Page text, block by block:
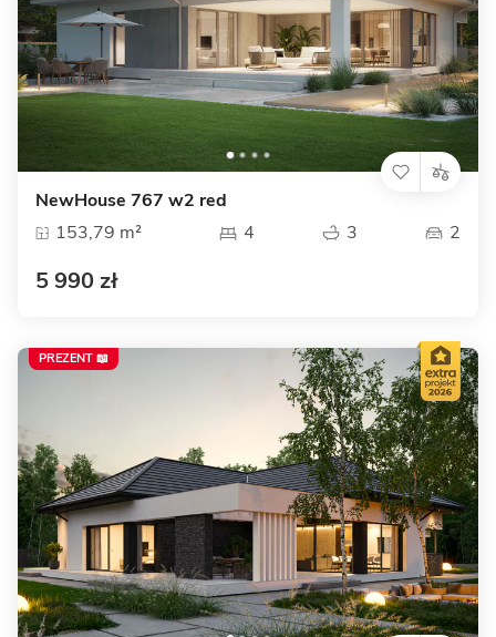
NewHouse 767 w2 red
153,79 m²
4 3 2
5 990 zł
PREZENT 📖